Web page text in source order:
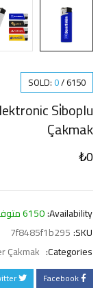
SOLD: 0/6150
Si̇boplu
Çakmak
₺0
Availability: 6150 متوفر في المخزون
SKU:
7f8485f1b295
Categories:
Çakmak
Facebook